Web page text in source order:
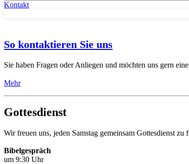
Kontakt
So kontaktieren Sie uns
Sie haben Fragen oder Anliegen und möchten uns gern
Mehr
Gottesdienst
Wir freuen uns, jeden Samstag gemeinsam Gottesdienst zu
Bibelgespräch
um 9:30 Uhr